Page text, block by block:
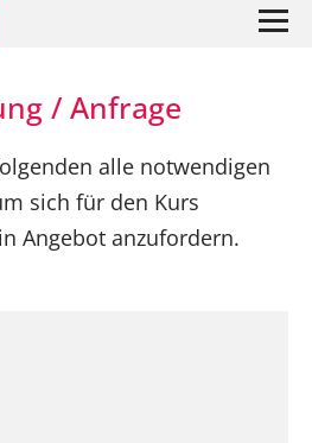
/ Anfrage
alle notwendigen
sich für den Kurs
Angebot anzufordern.